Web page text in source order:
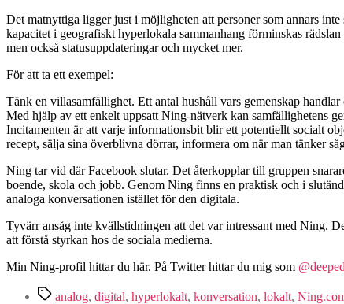
Det matnyttiga ligger just i möjligheten att personer som annars
kapacitet i geografiskt hyperlokala sammanhang förminskas
men också statusuppdateringar och mycket mer.
För att ta ett exempel:
Tänk en villasamfällighet. Ett antal hushåll vars gemenskap
Med hjälp av ett enkelt uppsatt Ning-nätverk kan samfällighetens
Incitamenten är att varje informationsbit blir ett potentiellt socialt
recept, sälja sina överblivna dörrar, informera om när man tänker
Ning tar vid där Facebook slutar. Det återkopplar till gruppen
boende, skola och jobb. Genom Ning finns en praktisk och i
analoga konversationen istället för den digitala.
Tyvärr ansåg inte kvällstidningen att det var intressant med Ning.
att förstå styrkan hos de sociala medierna.
Min Ning-profil hittar du här. På Twitter hittar du mig som @deeped
Etiketter
analog, digital, hyperlokalt, konversation, lokalt,